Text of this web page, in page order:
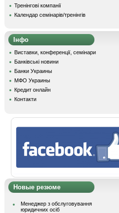
Тренінгові компанії
Календар семінарів/тренінгів
Інфо
Виставки, конференції, семінари
Банківські новини
Банки Украины
МФО Украины
Кредит онлайн
Контакти
Новые резюме
Менеджер з обслуговування
юридичних осіб